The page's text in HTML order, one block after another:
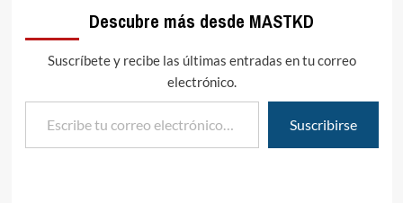
Descubre más desde MASTKD
Suscríbete y recibe las últimas entradas en tu correo
electrónico.
Escribe tu correo electrónico…
Suscribirse